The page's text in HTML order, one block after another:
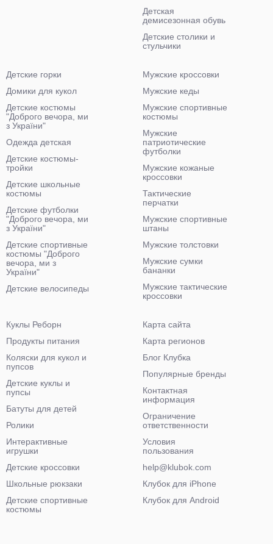
Детская
демисезонная обувь
Детские столики и
стульчики
Детские горки
Домики для кукол
Детские костюмы
"Доброго вечора, ми
з України"
Одежда детская
Детские костюмы-
тройки
Детские школьные
костюмы
Детские футболки
"Доброго вечора, ми
з України"
Детские спортивные
костюмы "Доброго
вечора, ми з
України"
Детские велосипеды
Мужские кроссовки
Мужские кеды
Мужские спортивные
костюмы
Мужские
патриотические
футболки
Мужские кожаные
кроссовки
Тактические
перчатки
Мужские спортивные
штаны
Мужские толстовки
Мужские сумки
бананки
Мужские тактические
кроссовки
Куклы Реборн
Продукты питания
Коляски для кукол и
пупсов
Детские куклы и
пупсы
Батуты для детей
Ролики
Интерактивные
игрушки
Детские кроссовки
Школьные рюкзаки
Детские спортивные
костюмы
Карта сайта
Карта регионов
Блог Клубка
Популярные бренды
Контактная
информация
Ограничение
ответственности
Условия
пользования
help@klubok.com
Клубок для iPhone
Клубок для Android